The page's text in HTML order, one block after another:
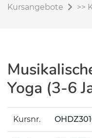
Kursangebote
>>
Yoga (3-6
Kursnr.